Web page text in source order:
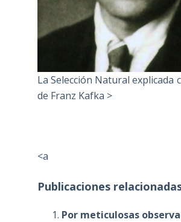
La Selección Natural explicada
de Franz Kafka >
<a
Publicaciones
Por meticulosas